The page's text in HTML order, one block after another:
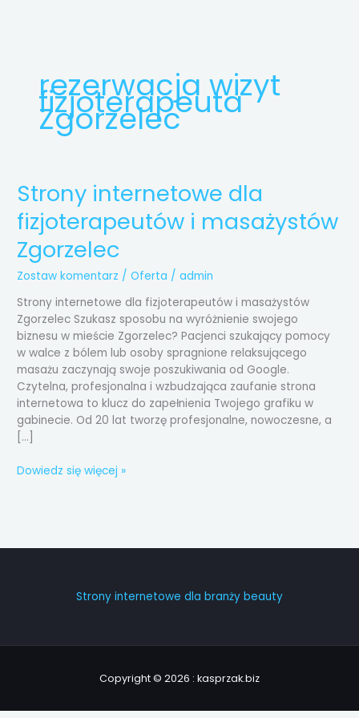
rezerwacja wizyt
fizjoterapeuta
Zgorzelec
Strony internetowe dla
fizjoterapeutów i masażystów
Zgorzelec
Zostaw komentarz /Oferta /admin
Strony internetowe dla fizjoterapeutów i masażystów
Zgorzelec Szukasz sposobu na wyróżnienie swojego
biznesu w mieście Zgorzelec? Pacjenci szukający pomocy
w walce z bólem lub osoby spragnione relaksującego
masażu zaczynają swoje poszukiwania od Google.
Czytelna, profesjonalna i wzbudzająca zaufanie strona
internetowa to klucz do zapełnienia Twojego grafiku w
gabinecie. Od 20 lat tworzę profesjonalne, nowoczesne, a
[…]
Strony
internetowe
dla
fizjoterapeutów
i
masażystów
Dowiedz się więcej »
Strony internetowe dla branży beauty
Copyright © 2026 : kasprzak.biz